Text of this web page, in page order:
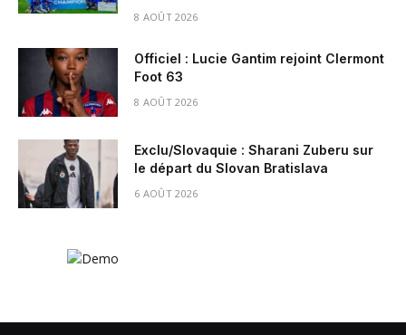
8 AOÛT 2026
Officiel : Lucie Gantim rejoint Clermont
Foot 63
8 AOÛT 2026
Exclu/Slovaquie : Sharani Zuberu sur
le départ du Slovan Bratislava
6 AOÛT 2026